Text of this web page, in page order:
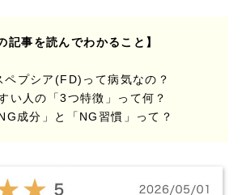
記事を読んでわかること】
プシア(FD)って病気なの？
い人の「3つ特徴」って何？
成分」と「NG習慣」って？